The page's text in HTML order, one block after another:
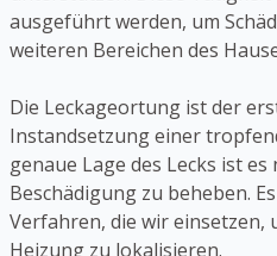
ausgeführt werden, um
weiteren Bereichen des
Die Leckageortung ist der
Instandsetzung einer
genaue Lage des Lecks ist
Beschädigung zu beheben.
Verfahren, die wir einsetzen,
Heizung zu lokalisieren.